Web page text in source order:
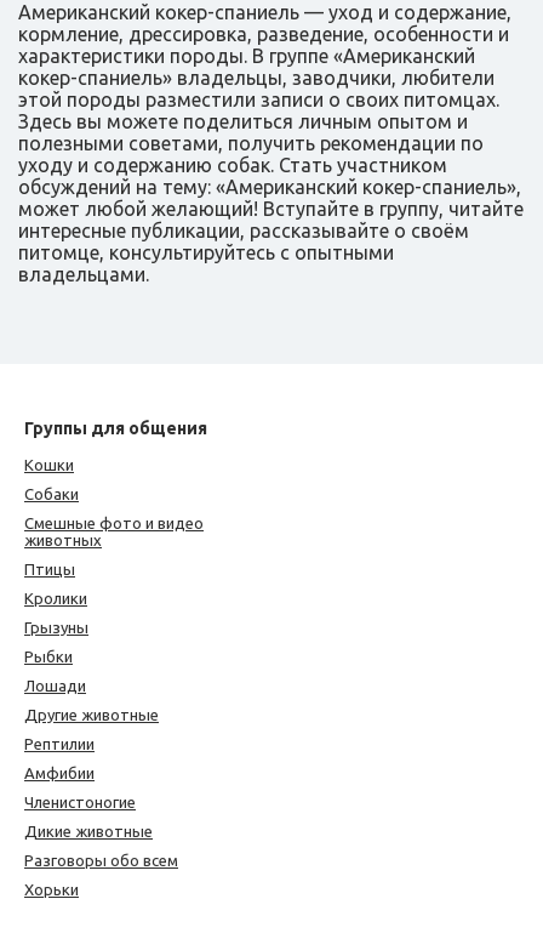
Американский кокер-спаниель — уход и содержание,
кормление, дрессировка, разведение, особенности и
характеристики породы. В группе «Американский
кокер-спаниель» владельцы, заводчики, любители
этой породы разместили записи о своих питомцах.
Здесь вы можете поделиться личным опытом и
полезными советами, получить рекомендации по
уходу и содержанию собак. Стать участником
обсуждений на тему: «Американский кокер-спаниель»,
может любой желающий! Вступайте в группу, читайте
интересные публикации, рассказывайте о своём
питомце, консультируйтесь с опытными
владельцами.
Группы для общения
Кошки
Собаки
Смешные фото и видео
животных
Птицы
Кролики
Грызуны
Рыбки
Лошади
Другие животные
Рептилии
Амфибии
Членистоногие
Дикие животные
Разговоры обо всем
Хорьки